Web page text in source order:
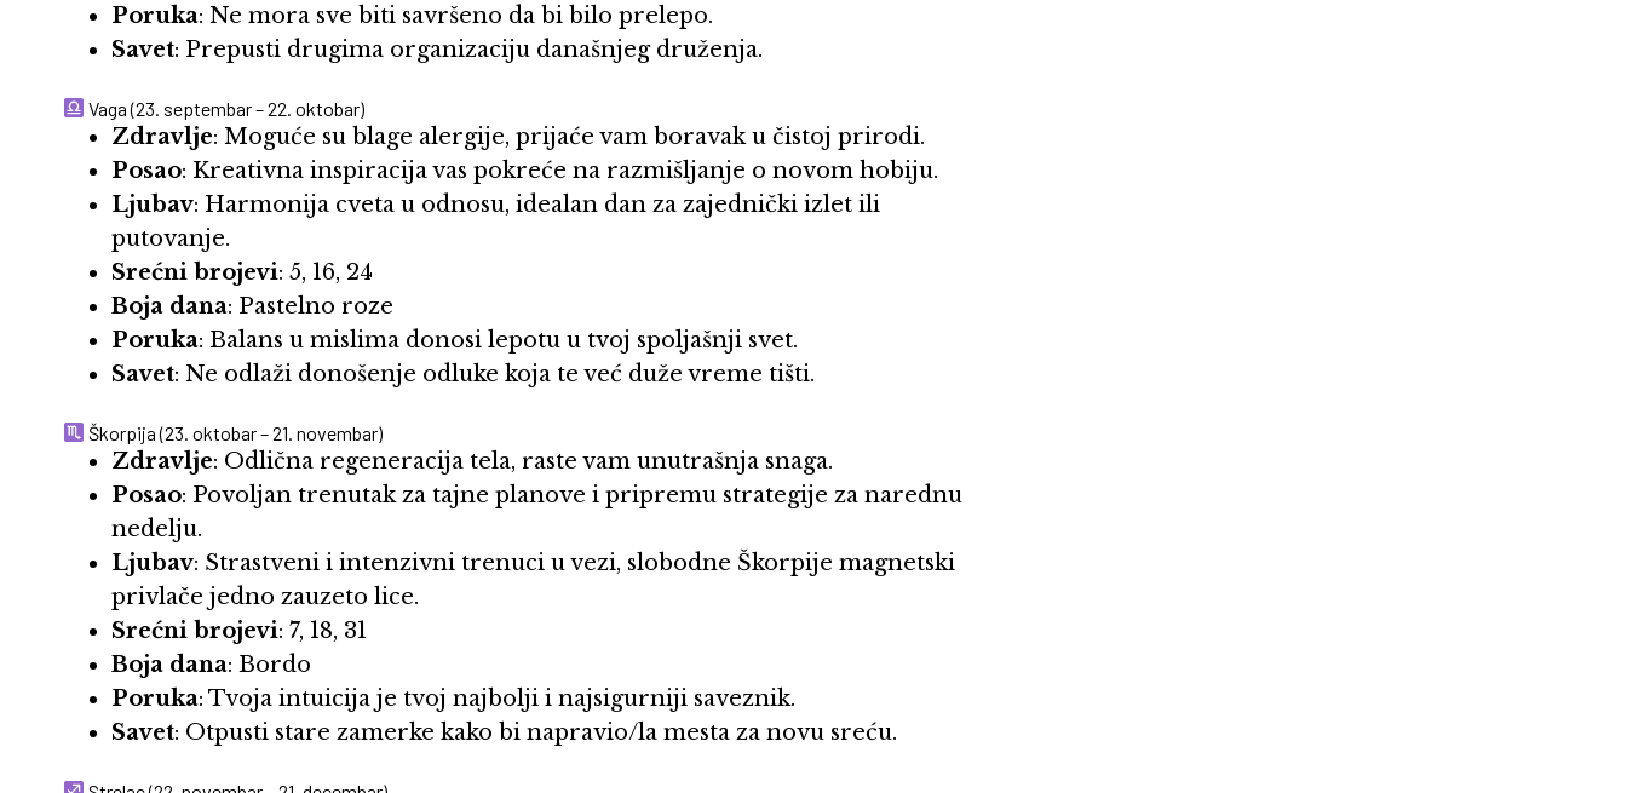
Poruka: Ne mora sve biti savršeno da bi bilo prelepo.
Savet: Prepusti drugima organizaciju današnjeg druženja.
Vaga (23. septembar – 22. oktobar)
Zdravlje: Moguće su blage alergije, prijaće vam boravak u čistoj prirodi.
Posao: Kreativna inspiracija vas pokreće na razmišljanje o novom hobiju.
Ljubav: Harmonija cveta u odnosu, idealan dan za zajednički izlet ili
putovanje.
Srećni brojevi: 5, 16, 24
Boja dana: Pastelno roze
Poruka: Balans u mislima donosi lepotu u tvoj spoljašnji svet.
Savet: Ne odlaži donošenje odluke koja te već duže vreme tišti.
Škorpija (23. oktobar – 21. novembar)
Zdravlje: Odlična regeneracija tela, raste vam unutrašnja snaga.
Posao: Povoljan trenutak za tajne planove i pripremu strategije za narednu
nedelju.
Ljubav: Strastveni i intenzivni trenuci u vezi, slobodne Škorpije magnetski
privlače jedno zauzeto lice.
Srećni brojevi: 7, 18, 31
Boja dana: Bordo
Poruka: Tvoja intuicija je tvoj najbolji i najsigurniji saveznik.
Savet: Otpusti stare zamerke kako bi napravio/la mesta za novu sreću.